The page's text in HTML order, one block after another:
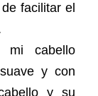
facilitar el
cabello
y con
y su